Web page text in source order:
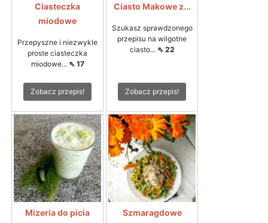
Ciasteczka
miodowe
Przepyszne i niezwykle
proste ciasteczka
miodowe... ⇖ 17
Zobacz przepis!
Ciasto Makowe z...
Szukasz sprawdzonego
przepisu na wilgotne
ciasto... ⇖ 22
Zobacz przepis!
Mizeria do picia
Szmaragdowe